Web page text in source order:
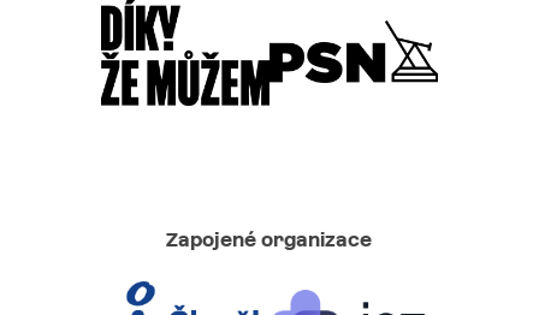
Zapojené organizace